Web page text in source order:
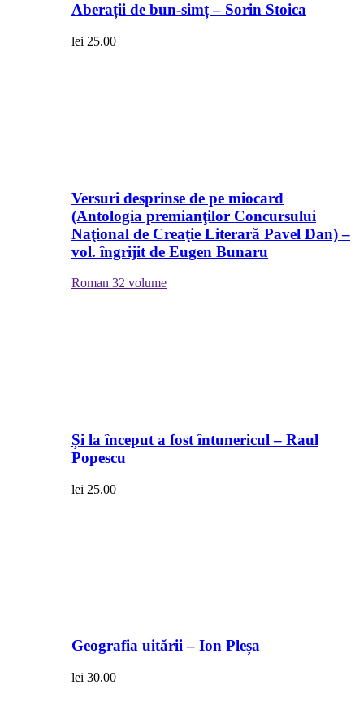
Aberații de bun-simț – Sorin Stoica
lei 25.00
Versuri desprinse de pe miocard
(Antologia premianţilor Concursului
Naţional de Creaţie Literară Pavel Dan) –
vol. îngrijit de Eugen Bunaru
Roman 32 volume
Și la început a fost întunericul – Raul
Popescu
lei 25.00
Geografia uitării – Ion Pleșa
lei 30.00